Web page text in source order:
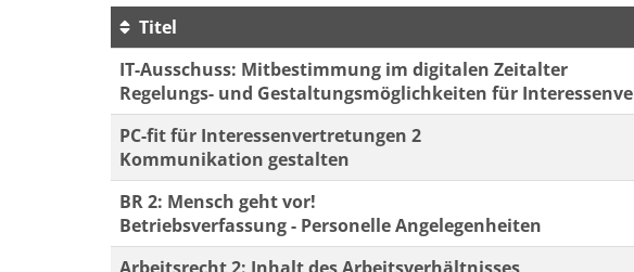
Kursübersicht. Tabellenüberschriften können sortiert werden.
Titel
IT-Ausschuss: Mitbestimmung im digitalen Zeitalter
Regelungs- und Gestaltungsmöglichkeiten für
PC-fit für Interessenvertretungen 2
Kommunikation gestalten
BR 2: Mensch geht vor!
Betriebsverfassung - Personelle Angelegenheiten